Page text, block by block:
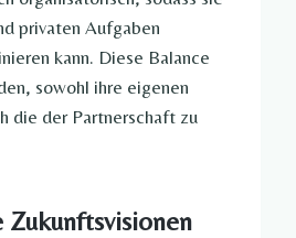
privaten Aufgaben
kann. Diese Balance
sowohl ihre eigenen
die der Partnerschaft zu
Zukunftsvisionen